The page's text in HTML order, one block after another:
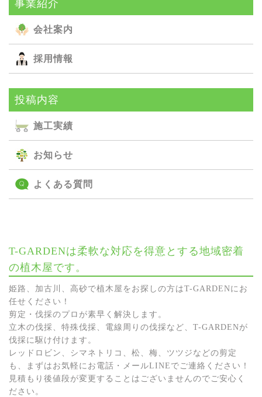
事業紹介
会社案内
採用情報
投稿内容
施⼯実績
お知らせ
よくある質問
T-GARDENは柔軟な対応を得意とする地域密着
の植木屋です。
姫路、加古川、高砂で植木屋をお探しの方はT-GARDENにお
任せください！
剪定・伐採のプロが素早く解決します。
立木の伐採、特殊伐採、電線周りの伐採など、T-GARDENが
伐採に駆け付けます。
レッドロビン、シマネトリコ、松、梅、ツツジなどの剪定
も、まずはお気軽にお電話・メールLINEでご連絡ください！
見積もり後値段が変更することはございませんのでご安心く
ださい。